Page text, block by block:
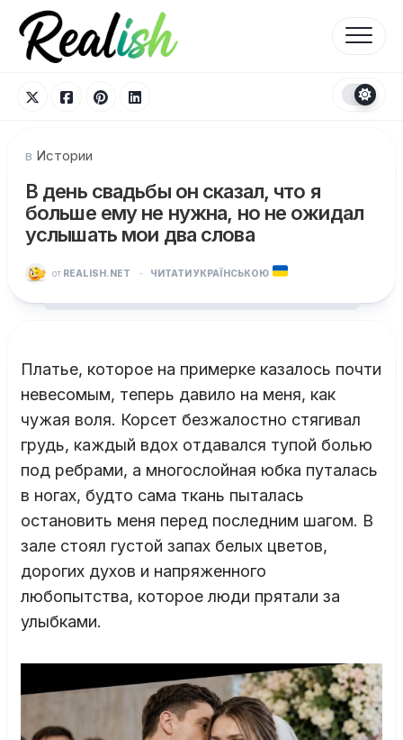
Перейти
содержанию
в Истории
В день свадьбы он сказал, что я
больше ему не нужна, но не ожидал
услышать мои два слова
от REALISH.NET · ЧИТАТИ УКРАЇНСЬКОЮ
Платье, которое на примерке казалось почти
невесомым, теперь давило на меня, как
чужая воля. Корсет безжалостно стягивал
грудь, каждый вдох отдавался тупой болью
под ребрами, а многослойная юбка путалась
в ногах, будто сама ткань пыталась
остановить меня перед последним шагом. В
зале стоял густой запах белых цветов,
дорогих духов и напряженного
любопытства, которое люди прятали за
улыбками.